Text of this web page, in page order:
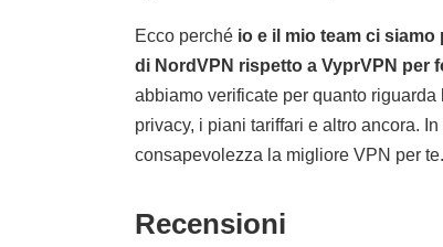
Ecco perché io e il mio team ci
di NordVPN rispetto a VyprVPN per
abbiamo verificate per quanto
privacy, i piani tariffari e altro ancora.
consapevolezza la migliore VPN per te.
Recensioni